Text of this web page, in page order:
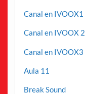
Canal en IVOOX1
Canal en IVOOX 2
Canal en IVOOX3
Aula 11
Break Sound